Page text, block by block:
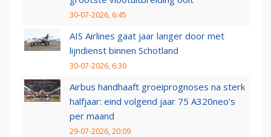
30-07-2026, 6:45
AIS Airlines gaat jaar langer door met
lijndienst binnen Schotland
30-07-2026, 6:30
Airbus handhaaft groeiprognoses na sterk
halfjaar: eind volgend jaar 75 A320neo’s
per maand
29-07-2026, 20:09